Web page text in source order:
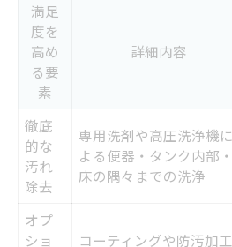
満足
度を
高め
る要
素
詳細内容
徹底
的な
汚れ
除去
専用洗剤や高圧洗浄機に
よる便器・タンク内部・
床の隅々までの洗浄
オプ
ショ
コーティングや防汚加工